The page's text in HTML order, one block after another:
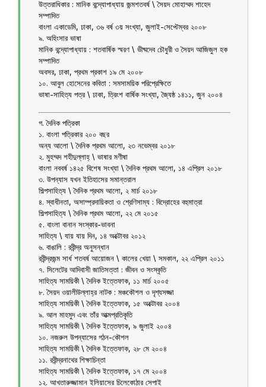
উত্তরাধিকার : মানিক বন্দ্যোপাধ্যায় জন্মশতবর্ষ \ সৈয়দ মোহাম্মদ শাহেদ
সম্পাদিত
বাংলা একাডেমি, ঢাকা, ৩৬ বর্ষ ৩য় সংখ্যা, জুলাই-সেপ্টেম্বর ২০০৮
৯. অহিংসার ভাষা
মানিক বন্দ্যোপাধ্যায় : শতবার্ষিক স্মরণ \ ভীষ্মদেব চৌধুরী ও সৈয়দ আজিজুল হক
সম্পাদিত
অবসর, ঢাকা, প্রথম প্রকাশ ১৯ মে ২০০৮
১০. আবুল হোসেনের কবিতা : সমসাময়িক পরিপ্রেক্ষিতে
ভাষা-সাহিত্য পত্র \ ঢাকা, ত্রিংশ বার্ষিক সংখ্যা, জ্যৈষ্ঠ ১৪১১, জুন ২০০৪
গ. দৈনিক পত্রিকা
১. বাংলা পত্রিকার ২০০ বছর
অন্য আলো \ দৈনিক প্রথম আলো, ২৩ নভেম্বর ২০১৮
২. মুহম্মদ শহীদুল্লাহ্ \ ভাষার মণীষা
বাংলা নববর্ষ ১৪২৫ বিশেষ সংখ্যা \ দৈনিক প্রথম আলো, ১৪ এপ্রিল ২০১৮
৩. উপন্যাস যখন ইতিহাসের সমান্তরাল
শিল্পসাহিত্য \ দৈনিক প্রথম আলো, ২ মার্চ ২০১৮
৪. স্বাধীনতা, অসাম্প্রদায়িকতা ও শ্রেণিসাম্য : বিদ্রোহের বহুমাত্রা
শিল্পসাহিত্য \ দৈনিক প্রথম আলো, ২২ মে ২০১৫
৫. বাংলা বানান সংস্কার-ভাবনা
সাহিত্য \ যায় যায় দিন, ১৪ অক্টোবর ২০১২
৬. বাঙালি : রবীন্দ্র অনুসন্ধান
রবীন্দ্রজন্ম সার্ধ শতবর্ষ আয়োজন \ কালের খেয়া \ সমকাল, ২২ এপ্রিল ২০১১
৭. সিলেটের আদিবাসী জাতিসত্তা : জীবন ও সংস্কৃতি
সাহিত্য সাময়িকী \ দৈনিক ইত্তেফাক, ১১ মার্চ ২০০৫
৮. সৈয়দ ওয়ালীউল্লাহ্র নাটক : মঞ্চকৌশল ও দৃশ্যসজ্জা
সাহিত্য সাময়িকী \ দৈনিক ইত্তেফাক, ১৫ অক্টোবর ২০০৪
৯. আল মাহমুদ এবং তাঁর আত্মপ্রতিকৃতি
সাহিত্য সাময়িকী \ দৈনিক ইত্তেফাক, ৯ জুলাই ২০০৪
১০. নজরুল উপন্যাসের গঠন-কৌশল
সাহিত্য সাময়িকী \ দৈনিক ইত্তেফাক, ২৮ মে ২০০৪
১১. রবীন্দ্রনাথের শিক্ষাচিন্তা
সাহিত্য সাময়িকী \ দৈনিক ইত্তেফাক, ১৭ মে ২০০৪
১২. আখতারুজ্জামান ইলিয়াসের চিলেকোঠার সেপাই